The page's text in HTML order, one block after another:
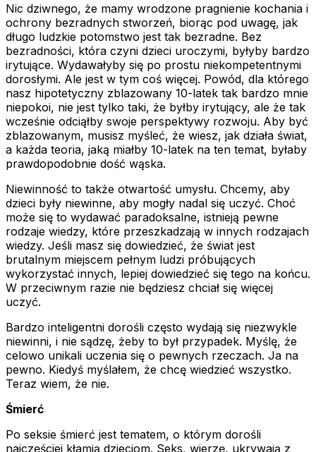
Nic dziwnego, że mamy wrodzone pragnienie kochania i
ochrony bezradnych stworzeń, biorąc pod uwagę, jak
długo ludzkie potomstwo jest tak bezradne. Bez
bezradności, która czyni dzieci uroczymi, byłyby bardzo
irytujące. Wydawałyby się po prostu niekompetentnymi
dorosłymi. Ale jest w tym coś więcej. Powód, dla którego
nasz hipotetyczny zblazowany 10-latek tak bardzo mnie
niepokoi, nie jest tylko taki, że byłby irytujący, ale że tak
wcześnie odciąłby swoje perspektywy rozwoju. Aby być
zblazowanym, musisz myśleć, że wiesz, jak działa świat,
a każda teoria, jaką miałby 10-latek na ten temat, byłaby
prawdopodobnie dość wąska.
Niewinność to także otwartość umysłu. Chcemy, aby
dzieci były niewinne, aby mogły nadal się uczyć. Choć
może się to wydawać paradoksalne, istnieją pewne
rodzaje wiedzy, które przeszkadzają w innych rodzajach
wiedzy. Jeśli masz się dowiedzieć, że świat jest
brutalnym miejscem pełnym ludzi próbujących
wykorzystać innych, lepiej dowiedzieć się tego na końcu.
W przeciwnym razie nie będziesz chciał się więcej
uczyć.
Bardzo inteligentni dorośli często wydają się niezwykle
niewinni, i nie sądzę, żeby to był przypadek. Myślę, że
celowo unikali uczenia się o pewnych rzeczach. Ja na
pewno. Kiedyś myślałem, że chcę wiedzieć wszystko.
Teraz wiem, że nie.
Śmierć
Po seksie śmierć jest tematem, o którym dorośli
najczęściej kłamią dzieciom. Seks, wierzę, ukrywają z